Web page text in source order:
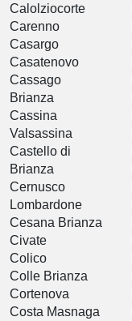
Calolziocorte
Carenno
Casargo
Casatenovo
Cassago
Brianza
Cassina
Valsassina
Castello di
Brianza
Cernusco
Lombardone
Cesana Brianza
Civate
Colico
Colle Brianza
Cortenova
Costa Masnaga